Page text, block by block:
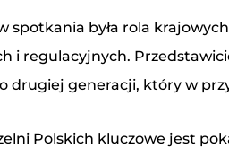
spotkania była rola
i regulacyjnych.
drugiej generacji, który w
Polskich kluczowe jest